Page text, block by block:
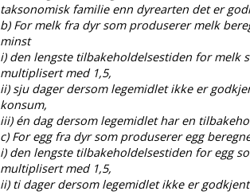
taksonomisk familie enn dyrearten det er
b) For melk fra dyr som produserer melk
minst
i) den lengste tilbakeholdelsestiden for melk
multiplisert med 1,5,
ii) sju dager dersom legemidlet ikke er
konsum,
iii) én dag dersom legemidlet har en
c) For egg fra dyr som produserer egg
i) den lengste tilbakeholdelsestiden for egg
multiplisert med 1,5,
ii) ti dager dersom legemidlet ikke er